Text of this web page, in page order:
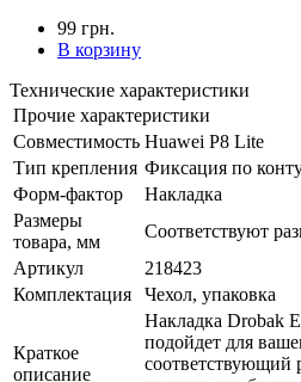
99 грн.
В корзину
Технические характеристики
Прочие характеристики
Совместимость Huawei P8 Lite
Тип крепления Фиксация по
Форм-фактор
Накладка
Размеры
товара, мм
Соответствуют
Артикул
218423
Комплектация
Чехол, упаковка
Краткое
описание
Накладка Drobak
подойдет для
соответствующий